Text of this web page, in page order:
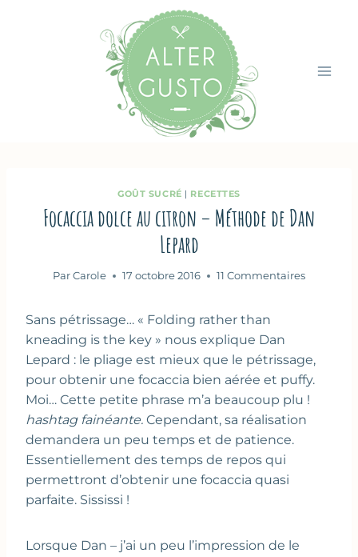
GOÛT SUCRÉ | RECETTES
Focaccia dolce au citron – Méthode de Dan
Lepard
Par Carole 17 octobre 2016 11 Commentaires
Sans pétrissage… « Folding rather than
kneading is the key » nous explique Dan
Lepard : le pliage est mieux que le pétrissage,
pour obtenir une focaccia bien aérée et puffy.
Moi… Cette petite phrase m’a beaucoup plu !
hashtag fainéante. Cependant, sa réalisation
demandera un peu temps et de patience.
Essentiellement des temps de repos qui
permettront d’obtenir une focaccia quasi
parfaite. Sississi !
Lorsque Dan – j’ai un peu l’impression de le